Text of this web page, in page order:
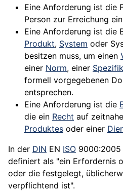
Eine Anforderung ist die
Person zur Erreichung
Eine Anforderung ist die
Produkt, System oder
besitzen muss, um einen
einer Norm, einer
formell vorgegebenen
entsprechen.
Eine Anforderung ist die
die ein Recht auf
Produktes oder einer
In der DIN EN ISO
definiert als "ein Erfordernis
oder die festgelegt,
verpflichtend ist".